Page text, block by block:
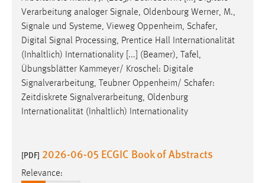
Verarbeitung analoger Signale, Oldenbourg Werner, M.,
Signale und Systeme, Vieweg Oppenheim, Schafer,
Digital Signal Processing, Prentice Hall Internationalität
(Inhaltlich) Internationality [...] (Beamer), Tafel,
Übungsblätter Kammeyer/ Kroschel: Digitale
Signalverarbeitung, Teubner Oppenheim/ Schafer:
Zeitdiskrete Signalverarbeitung, Oldenburg
Internationalität (Inhaltlich) Internationality
[PDF] 2026-06-05 ECGIC Book of Abstracts
Relevance: